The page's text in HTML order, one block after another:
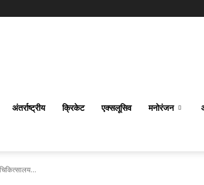
अंतर्राष्‍ट्रीय क्रिकेट एक्सलूसिव मनोरंजन